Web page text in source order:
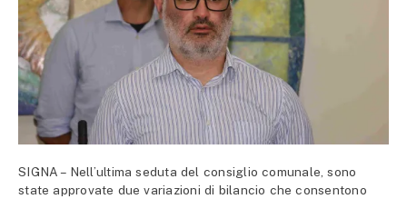
SIGNA – Nell’ultima seduta del consiglio comunale, sono
state approvate due variazioni di bilancio che consentono